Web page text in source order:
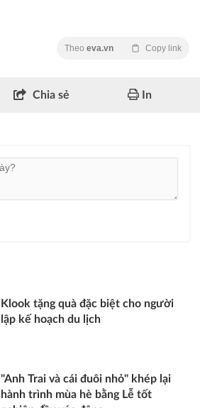
Theo eva.vn Copy link
Chia sẻ In
Klook tặng quà đặc biệt cho người
lập kế hoạch du lịch
"Anh Trai và cái đuôi nhỏ" khép lại
hành trình mùa hè bằng Lễ tốt